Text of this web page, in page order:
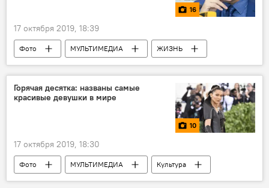
16
17 октября 2019, 18:39
Фото МУЛЬТИМЕДИА
ЖИЗНЬ
Азербайджан
Новости
Пресс-центр
Горячая десятка: названы самые
красивые девушки в мире
10
17 октября 2019, 18:30
Фото МУЛЬТИМЕДИА
Культура
ЖИЗНЬ
Новости мира Новости